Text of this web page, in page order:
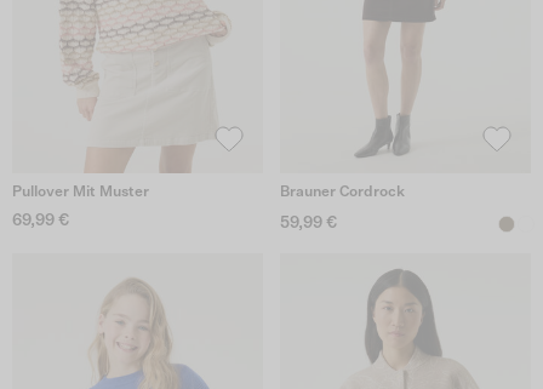
Pullover Mit Muster
69,99 €
Brauner Cordrock
59,99 €